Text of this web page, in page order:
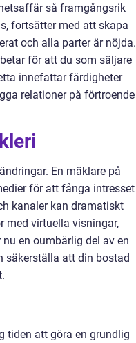
så framgångsrik
fortsätter med att skapa
och alla parter är nöjda.
för att du som säljare
innefattar färdigheter
relationer på förtroende
En mäklare på
för att fånga intresset
kanaler kan dramatiskt
med virtuella visningar,
en oumbärlig del av en
säkerställa att din bostad
tiden att göra en grundlig